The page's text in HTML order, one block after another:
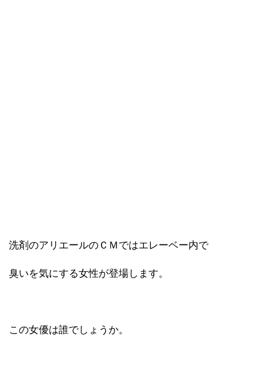
洗剤のアリエールのＣＭではエレーベー内で
臭いを気にする女性が登場します。
この女優は誰でしょうか。